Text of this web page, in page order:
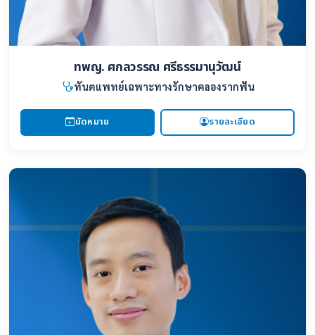
ทพญ. ศกลวรรณ ศรีธรรมานุวัฒน์
ทันตแพทย์เฉพาะทางรักษาคลองรากฟัน
นัดหมาย รายละเอียด